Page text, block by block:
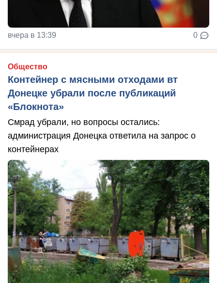
вчера в 13:39 0
Общество
Контейнер с мясными отходами вт
Донецке убрали после публикаций
«Блокнота»
Смрад убрали, но вопросы остались:
администрация Донецка ответила на запрос о
контейнерах